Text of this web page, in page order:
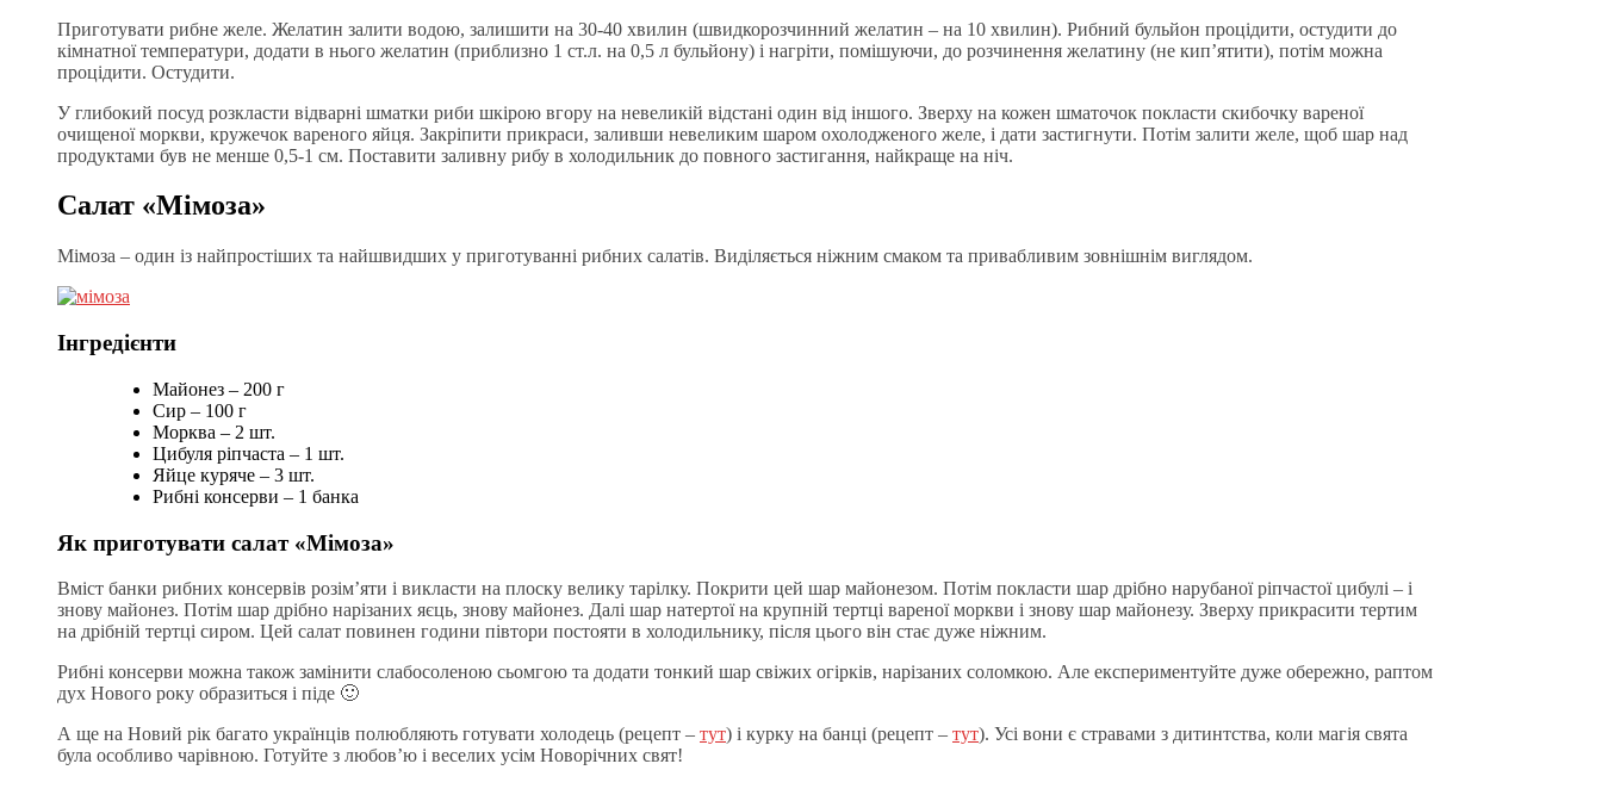
Приготувати рибне желе. Желатин залити водою, залишити на 30-40 хвилин (швидкорозчинний желатин – на 10 хвилин). Рибний бульйон процідити, остудити до
кімнатної температури, додати в нього желатин (приблизно 1 ст.л. на 0,5 л бульйону) і нагріти, помішуючи, до розчинення желатину (не кип’ятити), потім можна
процідити. Остудити.
У глибокий посуд розкласти відварні шматки риби шкірою вгору на невеликій відстані один від іншого. Зверху на кожен шматочок покласти скибочку вареної
очищеної моркви, кружечок вареного яйця. Закріпити прикраси, заливши невеликим шаром охолодженого желе, і дати застигнути. Потім залити желе, щоб шар над
продуктами був не менше 0,5-1 см. Поставити заливну рибу в холодильник до повного застигання, найкраще на ніч.
Салат «Мімоза»
Мімоза – один із найпростіших та найшвидших у приготуванні рибних салатів. Виділяється ніжним смаком та привабливим зовнішнім виглядом.
Інгредієнти
Майонез – 200 г
Сир – 100 г
Морква – 2 шт.
Цибуля ріпчаста – 1 шт.
Яйце куряче – 3 шт.
Рибні консерви – 1 банка
Як приготувати салат «Мімоза»
Вміст банки рибних консервів розім’яти і викласти на плоску велику тарілку. Покрити цей шар майонезом. Потім покласти шар дрібно нарубаної ріпчастої цибулі – і
знову майонез. Потім шар дрібно нарізаних яєць, знову майонез. Далі шар натертої на крупній тертці вареної моркви і знову шар майонезу. Зверху прикрасити тертим
на дрібній тертці сиром. Цей салат повинен години півтори постояти в холодильнику, після цього він стає дуже ніжним.
Рибні консерви можна також замінити слабосоленою сьомгою та додати тонкий шар свіжих огірків, нарізаних соломкою. Але експериментуйте дуже обережно, раптом
дух Нового року образиться і піде 🙂
А ще на Новий рік багато українців полюбляють готувати холодець (рецепт – тут) і курку на банці (рецепт – тут). Усі вони є стравами з дитинтства, коли магія свята
була особливо чарівною. Готуйте з любов’ю і веселих усім Новорічних свят!